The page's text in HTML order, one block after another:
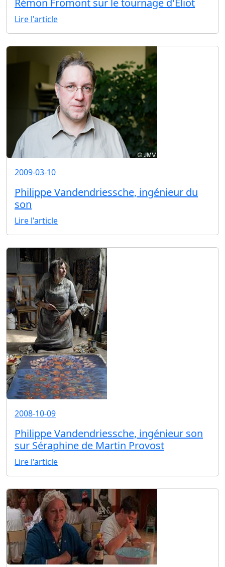
Lire l'article
2009-03-10
Philippe Vandendriessche, ingénieur du
son
Lire l'article
2008-10-09
Philippe Vandendriessche, ingénieur son
sur Séraphine de Martin Provost
Lire l'article